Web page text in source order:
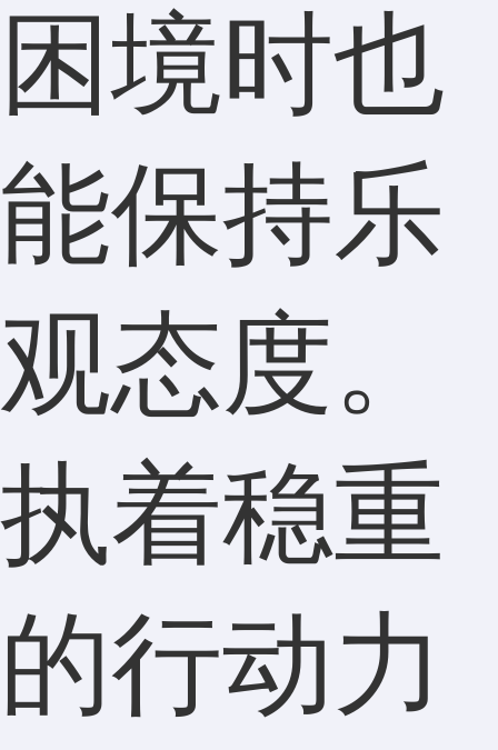
困境时也
能保持乐
观态度。
执着稳重
的行动力